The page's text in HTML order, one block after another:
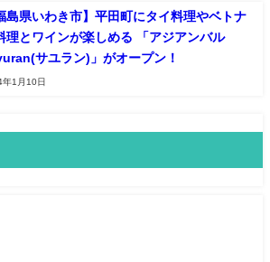
島県いわき市】平田町にタイ料理やベトナ
理とワインが楽しめる 「アジアンバル
サユラン)」がオープン！
年1月10日